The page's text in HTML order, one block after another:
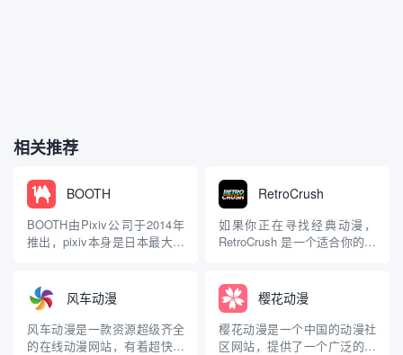
相关推荐
BOOTH
BOOTH由Pixiv公司于2014年
推出，pixiv本身是日本最大的
诞生旨在为Pixiv上的艺术家提
供一个直接销售作品的平台，
解决同人创作者在传统市场
（如Comic Market）之...
RetroCrush
如果你正在寻找经典动漫，
RetroCrush 是一个适合你的应
日本以外的地方发行。此应用
中一些著名的作品包括《魔法
天使甜蜜薄荷》、《电子战
士》、《魔性之女》等。此
风车动漫
风车动漫是一款资源超级齐全
的在线动漫网站，有着超快的
樱花动漫
樱花动漫是一个中国的动漫社
区网站，提供了一个广泛的动